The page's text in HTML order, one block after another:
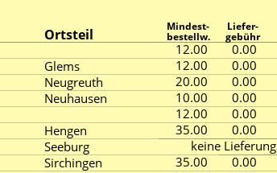
Ortsteil Mindest-
bestellw.
Liefer-
gebühr
12.00 0.00
Glems 12.00 0.00
Neugreuth 20.00 0.00
Neuhausen 10.00 0.00
12.00 0.00
Hengen 35.00 0.00
Seeburg
keine Lieferung
Sirchingen 35.00 0.00